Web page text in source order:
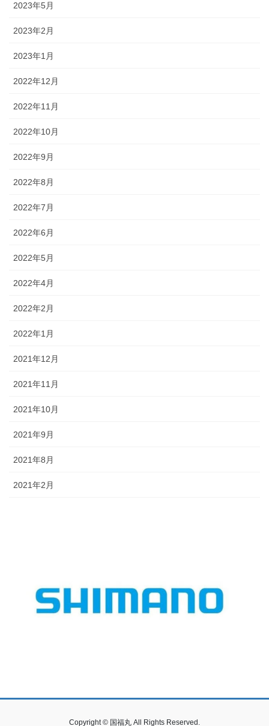
2023年5月
2023年2月
2023年1月
2022年12月
2022年11月
2022年10月
2022年9月
2022年8月
2022年7月
2022年6月
2022年5月
2022年4月
2022年2月
2022年1月
2021年12月
2021年11月
2021年10月
2021年9月
2021年8月
2021年2月
Copyright © 国福丸 All Rights Reserved.